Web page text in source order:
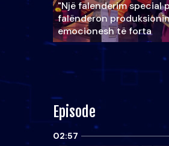
"Një falenderim special
falënderon
emocionesh të forta
Episode
02:57